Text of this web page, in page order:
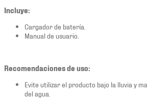
Incluye:
Cargador de batería.
Manual de usuario.
Recomendaciones de uso:
Evite utilizar el producto bajo la lluvia y
del agua.